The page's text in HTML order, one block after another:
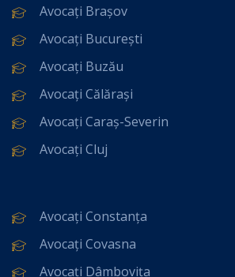
Avocați Brașov
Avocați București
Avocați Buzău
Avocați Călărași
Avocați Caraș-Severin
Avocați Cluj
Avocați Constanța
Avocați Covasna
Avocați Dâmbovița